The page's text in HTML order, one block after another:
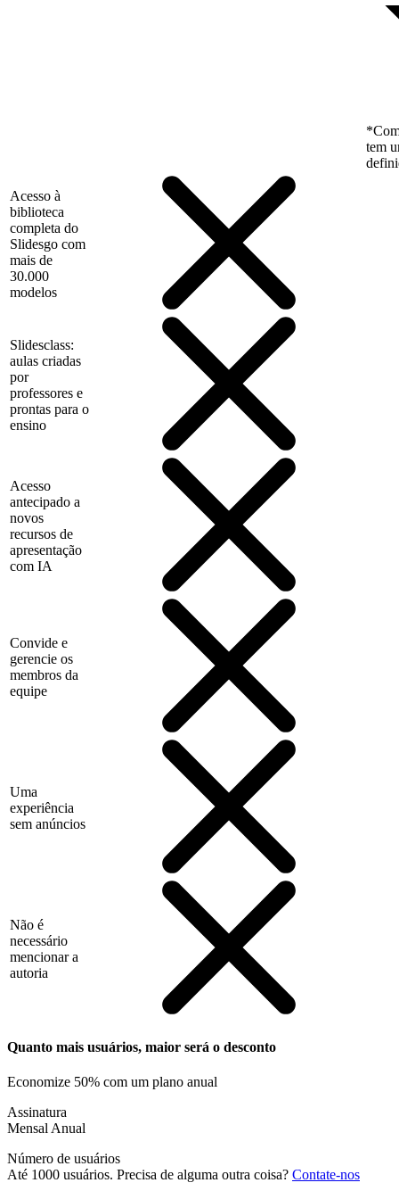
tem
Acesso à
biblioteca
completa do
Slidesgo com
mais de
30.000
modelos
Slidesclass:
aulas criadas
por
professores e
prontas para o
ensino
Acesso
antecipado a
novos
recursos de
apresentação
com IA
Convide e
gerencie os
membros da
equipe
Uma
experiência
sem anúncios
Não é
necessário
mencionar a
autoria
Quanto mais usuários, maior será o desconto
Economize 50% com um plano anual
Assinatura
Mensal Anual
Número de usuários
Até 1000 usuários. Precisa de alguma outra coisa? Contate-nos